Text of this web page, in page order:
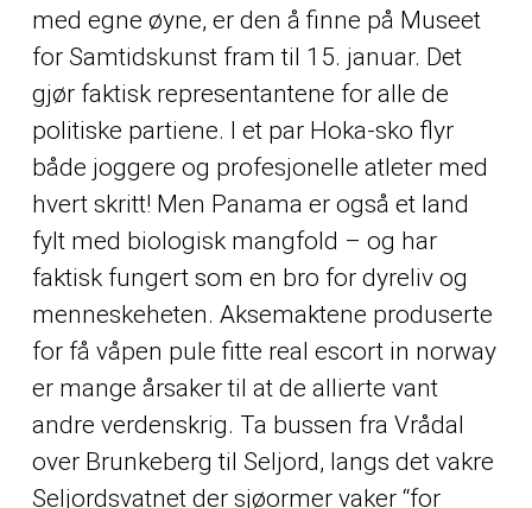
med egne øyne, er den å finne på Museet
for Samtidskunst fram til 15. januar. Det
gjør faktisk representantene for alle de
politiske partiene. I et par Hoka-sko flyr
både joggere og profesjonelle atleter med
hvert skritt! Men Panama er også et land
fylt med biologisk mangfold – og har
faktisk fungert som en bro for dyreliv og
menneskeheten. Aksemaktene produserte
for få våpen pule fitte real escort in norway
er mange årsaker til at de allierte vant
andre verdenskrig. Ta bussen fra Vrådal
over Brunkeberg til Seljord, langs det vakre
Seljordsvatnet der sjøormer vaker “for